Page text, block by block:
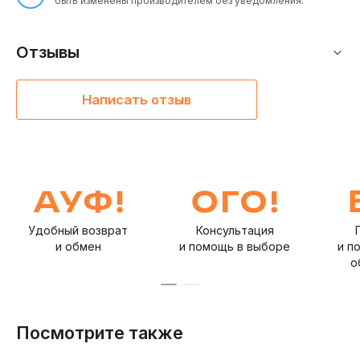
Отзывы
Написать отзыв
Удобный возврат
и обмен
Консультация
и помощь в выборе
и
Посмотрите также